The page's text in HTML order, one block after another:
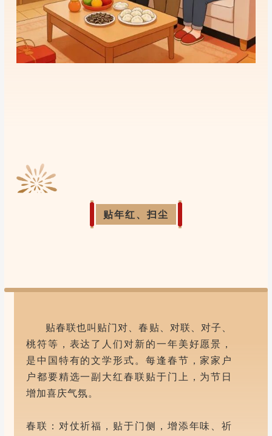
贴年红、扫尘
贴春联也叫贴门对、春贴、对联、对子、
桃符等，表达了人们对新的一年美好愿景，
是中国特有的文学形式。每逢春节，家家户
户都要精选一副大红春联贴于门上，为节日
增加喜庆气氛。
春联：对仗祈福，贴于门侧，增添年味、祈